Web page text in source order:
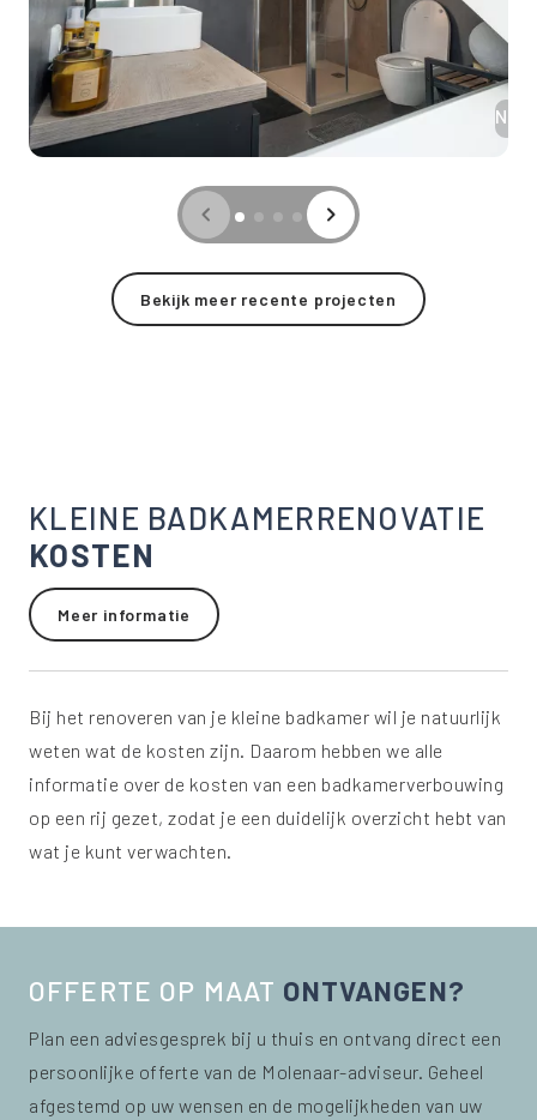
Na
Bekijk meer recente projecten
KLEINE BADKAMERRENOVATIE
KOSTEN
Meer informatie
Bij het renoveren van je kleine badkamer wil je natuurlijk
weten wat de kosten zijn. Daarom hebben we alle
informatie over de kosten van een badkamerverbouwing
op een rij gezet, zodat je een duidelijk overzicht hebt van
wat je kunt verwachten.
OFFERTE OP MAAT ONTVANGEN?
Plan een adviesgesprek bij u thuis en ontvang direct een
persoonlijke offerte van de Molenaar-adviseur. Geheel
afgestemd op uw wensen en de mogelijkheden van uw